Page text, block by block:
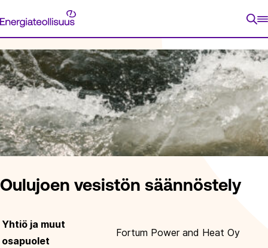
suoraan
Energiateollisuus
ETUSIVU
Oulujoen vesistön säännöstely
Yhtiö ja muut
osapuolet
Fortum Power and Heat Oy